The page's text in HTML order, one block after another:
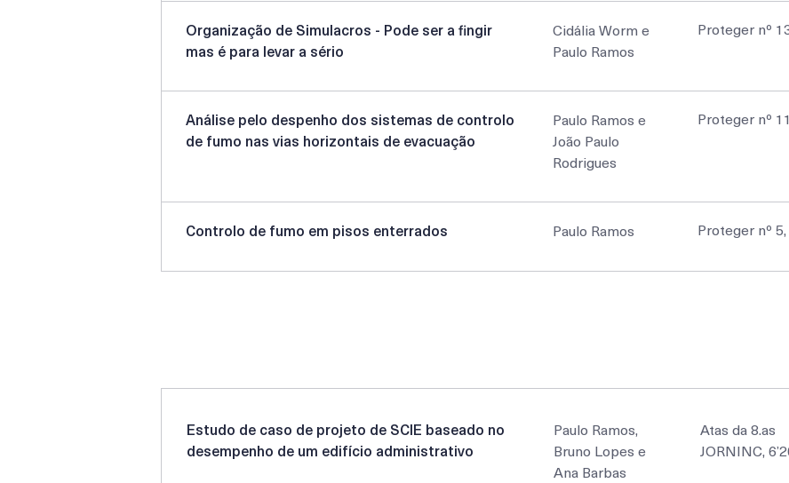
Organização de Simulacros - Pode ser a fingir
mas é para levar a sério
Cidália Worm e
Paulo Ramos
Proteger nº
Análise pelo despenho dos sistemas de controlo
de fumo nas vias horizontais de evacuação
Paulo Ramos e
João Paulo
Rodrigues
Proteger nº
Controlo de fumo em pisos enterrados Paulo Ramos Proteger nº
Estudo de caso de projeto de SCIE baseado no
desempenho de um edifício administrativo
Paulo Ramos,
Bruno Lopes e
Ana Barbas
Atas da 8.as
JORNINC,